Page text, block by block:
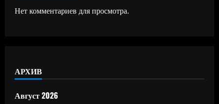
Нет комментариев для просмотра.
АРХИВ
Август 2026